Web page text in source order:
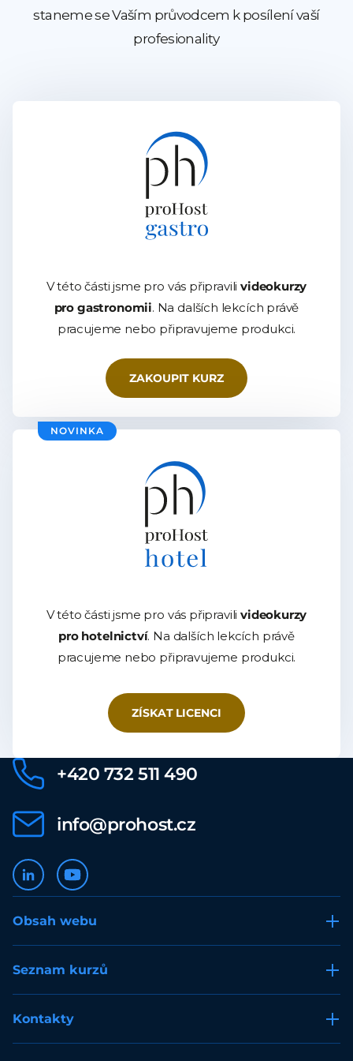
staneme se Vaším průvodcem k posílení vaší
profesionality
V této části jsme pro vás připravilivideokurzy
pro gastronomii. Na dalších lekcích právě
pracujeme nebo připravujeme produkci.
ZAKOUPIT KURZ
NOVINKA
V této části jsme pro vás připravilivideokurzy
pro hotelnictví. Na dalších lekcích právě
pracujeme nebo připravujeme produkci.
ZÍSKAT LICENCI
+420 732 511 490
info@prohost.cz
Obsah webu
Seznam kurzů
Kontakty